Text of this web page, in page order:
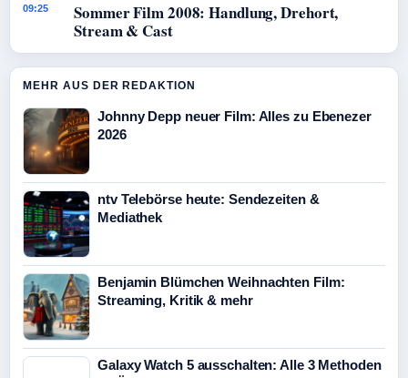
09:25
Sommer Film 2008: Handlung, Drehort,
Stream & Cast
MEHR AUS DER REDAKTION
Johnny Depp neuer Film: Alles zu Ebenezer
2026
ntv Telebörse heute: Sendezeiten &
Mediathek
Benjamin Blümchen Weihnachten Film:
Streaming, Kritik & mehr
Galaxy Watch 5 ausschalten: Alle 3 Methoden